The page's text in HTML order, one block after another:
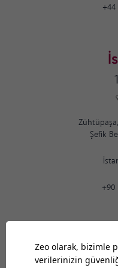
Şefik
+90